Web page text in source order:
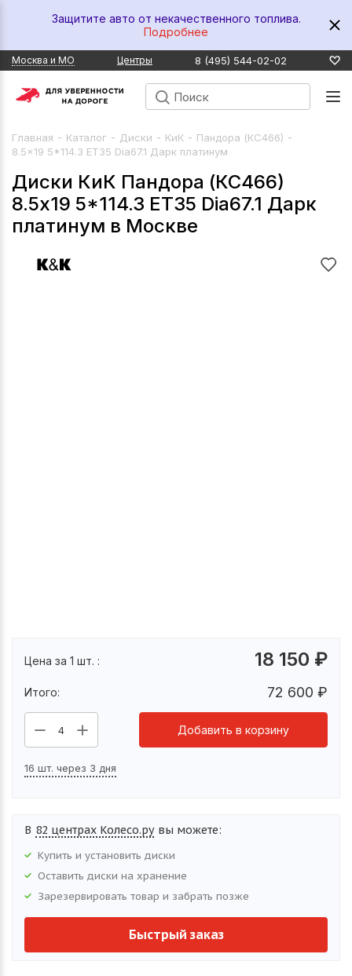
Защитите авто от некачественного топлива.
Подробнее
Москва и МО Центры 8 (495) 544-02-02
Главная - Каталог - Диски - КиК - Пандора (КС466) -
8.5x19 5*114.3 ET35 Dia67.1 Дарк платинум
Диски КиК Пандора (КС466)
8.5x19 5*114.3 ET35 Dia67.1 Дарк
платинум в Москве
Цена за 1 шт. : 18 150 ₽
Итого: 72 600 ₽
4 Добавить в корзину
16 шт. через 3 дня
В 82 центрах Колесо.ру вы можете:
Купить и установить диски
Оставить диски на хранение
Зарезервировать товар и забрать позже
Быстрый заказ